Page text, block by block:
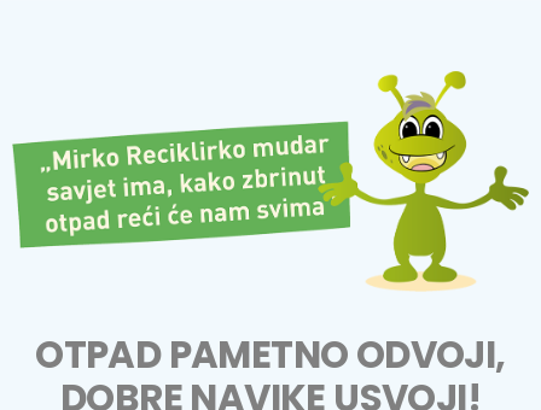
OTPAD PAMETNO ODVOJI,
DOBRE NAVIKE USVOJI!